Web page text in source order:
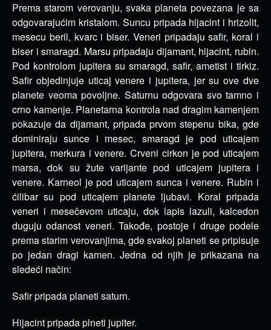
Prema starom verovanju, svaka planeta povezana je sa
odgovarajućim kristalom. Suncu pripada hijacint i hrizolit,
mesecu beril, kvarc i biser. Veneri pripadaju safir, koral i
biser i smaragd. Marsu pripadaju dijamant, hijacint, rubin.
Pod kontrolom jupitera su smaragd, safir, ametist i tirkiz.
Safir objedinjuje uticaj venere i jupitera, jer su ove dve
planete veoma povoljne. Saturnu odgovara svo tamno i
crno kamenje. Planetarna kontrola nad dragim kamenjem
pokazuje da dijamant, pripada prvom stepenu bika, gde
dominiraju sunce i mesec, smaragd je pod uticajem
jupitera, merkura i venere. Crveni cirkon je pod uticajem
marsa, dok su žute varijante pod uticajem jupitera i
venere. Karneol je pod uticajem sunca i venere. Rubin i
ćilibar su pod uticajem planete ljubavi. Koral pripada
veneri i mesečevom uticaju, dok lapis lazuli, kalcedon
duguju odanost veneri. Takođe, postoje i druge podele
prema starim verovanjima, gde svakoj planeti se pripisuje
po jedan dragi kamen. Jedna od njih je prikazana na
sledeći način:
Safir pripada planeti saturn.
Hijacint pripada plneti jupiter.